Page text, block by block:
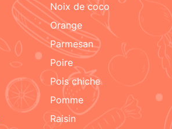
noix de coco
orange
parmesan
poire
pois chiche
pomme
raisin